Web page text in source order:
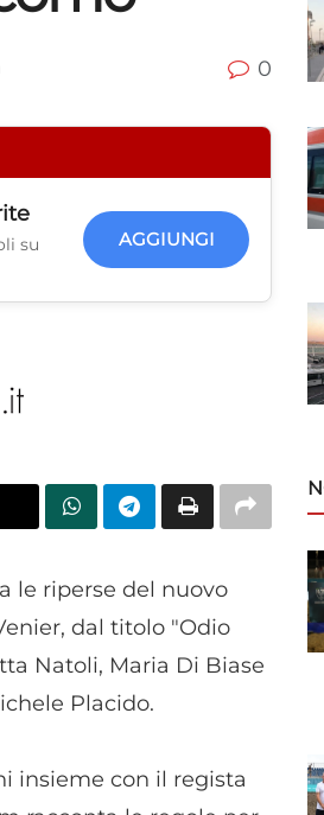
0
su
AGGIUNGI
le riperse del nuovo
dal titolo "Odio
Natoli, Maria Di Biase
Placido.
insieme con il regista